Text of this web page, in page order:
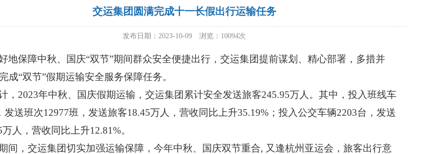
交运集团圆满完成十一长假出行运输任务
发布日期：2023-10-09 浏览：10094次
地保障中秋、国庆“双节”期间群众安全便捷出行，交运集团提前谋划、精心部署，多措并
成“双节”假期运输安全服务保障任务。
， 2023年中秋、国庆假期运输，交运集团累计安全发送旅客245.95万人。其中，投入班线车
发送班次12977班，发送旅客18.45万人，营收同比上升35.19%；投入公交车辆2203台，发送
人，营收同比上升12.81%。
间，交运集团切实加强运输保障，今年中秋、国庆双节重合, 又逢杭州亚运会，旅客出行意